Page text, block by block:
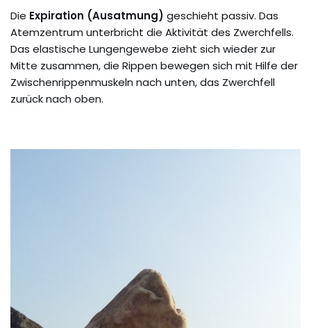
Die Expiration (Ausatmung) geschieht passiv. Das
Atemzentrum unterbricht die Aktivität des Zwerchfells.
Das elastische Lungengewebe zieht sich wieder zur
Mitte zusammen, die Rippen bewegen sich mit Hilfe der
Zwischenrippenmuskeln nach unten, das Zwerchfell
zurück nach oben.